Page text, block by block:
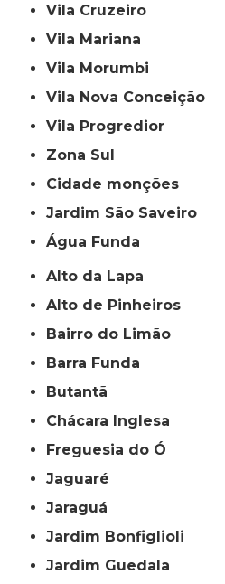
Vila Cruzeiro
Vila Mariana
Vila Morumbi
Vila Nova Conceição
Vila Progredior
Zona Sul
cidade monções
jardim São Saveiro
Água Funda
Alto da Lapa
Alto de Pinheiros
Bairro do Limão
Barra Funda
Butantã
Chácara Inglesa
Freguesia do Ó
Jaguaré
Jaraguá
Jardim Bonfiglioli
Jardim Guedala